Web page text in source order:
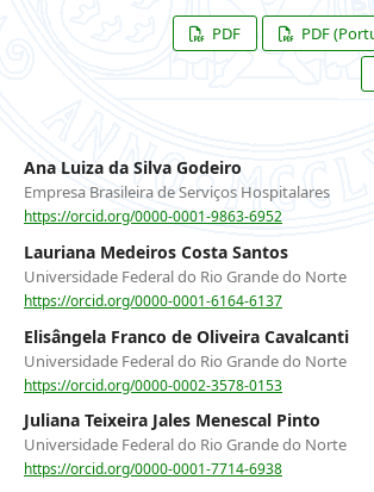
PDF
PDF
Ana Luiza da Silva Godeiro
Empresa Brasileira de Serviços Hospitalares
https://orcid.org/0000-0001-9863-6952
Lauriana Medeiros Costa Santos
Universidade Federal do Rio Grande do Norte
https://orcid.org/0000-0001-6164-6137
Elisângela Franco de Oliveira Cavalcanti
Universidade Federal do Rio Grande do Norte
https://orcid.org/0000-0002-3578-0153
Juliana Teixeira Jales Menescal Pinto
Universidade Federal do Rio Grande do Norte
https://orcid.org/0000-0001-7714-6938